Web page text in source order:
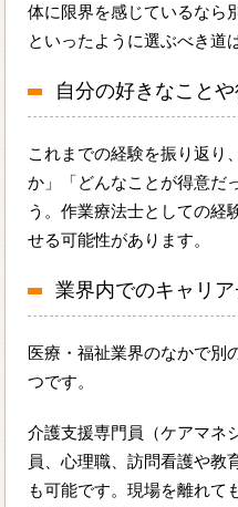
体に限界を感じているなら
といったように選ぶべき道
自分の好きなこと
これまでの経験を振り返り
か」「どんなことが得意だ
う。作業療法士としての経
せる可能性があります。
業界内でのキャリ
医療・福祉業界のなかで別
つです。
介護支援専門員（ケアマネ
員、心理職、訪問看護や教
も可能です。現場を離れて